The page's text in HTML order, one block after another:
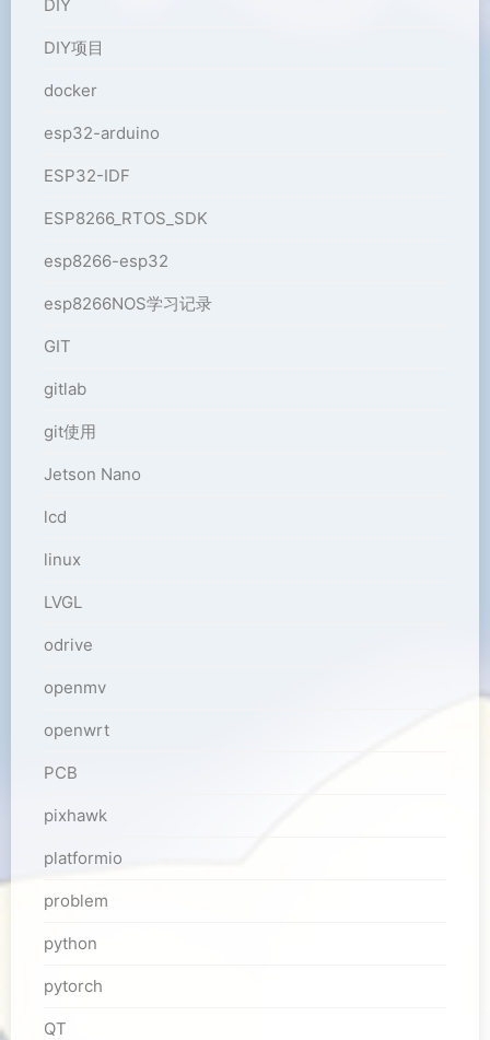
DIY
DIY项目
docker
esp32-arduino
ESP32-IDF
ESP8266_RTOS_SDK
esp8266-esp32
esp8266NOS学习记录
GIT
gitlab
git使用
Jetson Nano
lcd
linux
LVGL
odrive
openmv
openwrt
PCB
pixhawk
platformio
problem
python
pytorch
QT